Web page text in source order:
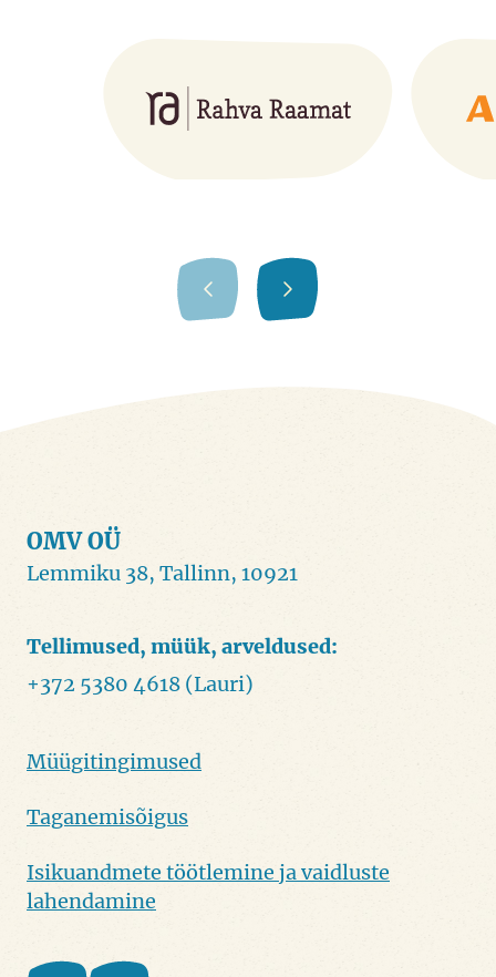
Eelmine Järgmine
OMV OÜ
Lemmiku 38, Tallinn, 10921
Tellimused, müük, arveldused:
+372 5380 4618 (Lauri)
Jaluse menüü
Müügitingimused
Taganemisõigus
Isikuandmete töötlemine ja vaidluste
lahendamine